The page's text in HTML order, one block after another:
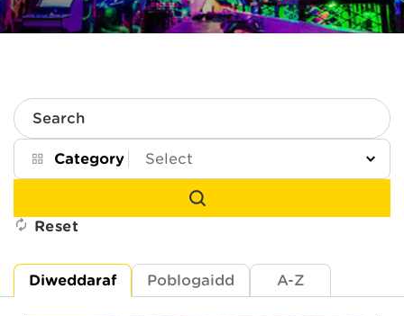
Search
Category
Reset
Diweddaraf Poblogaidd A-Z